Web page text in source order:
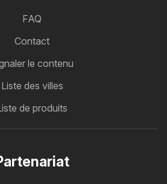
FAQ
Contact
le contenu
Liste des villes
de produits